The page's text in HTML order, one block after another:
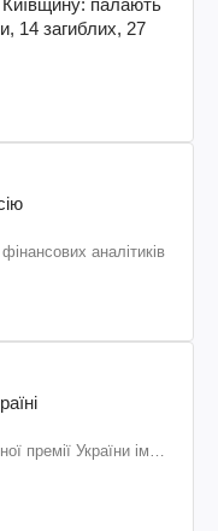
14 загиблих, 27
аналітиків
премії України ім.